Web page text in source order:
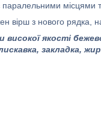
місцями
вірш з нового рядка,
високої якості
закладка,